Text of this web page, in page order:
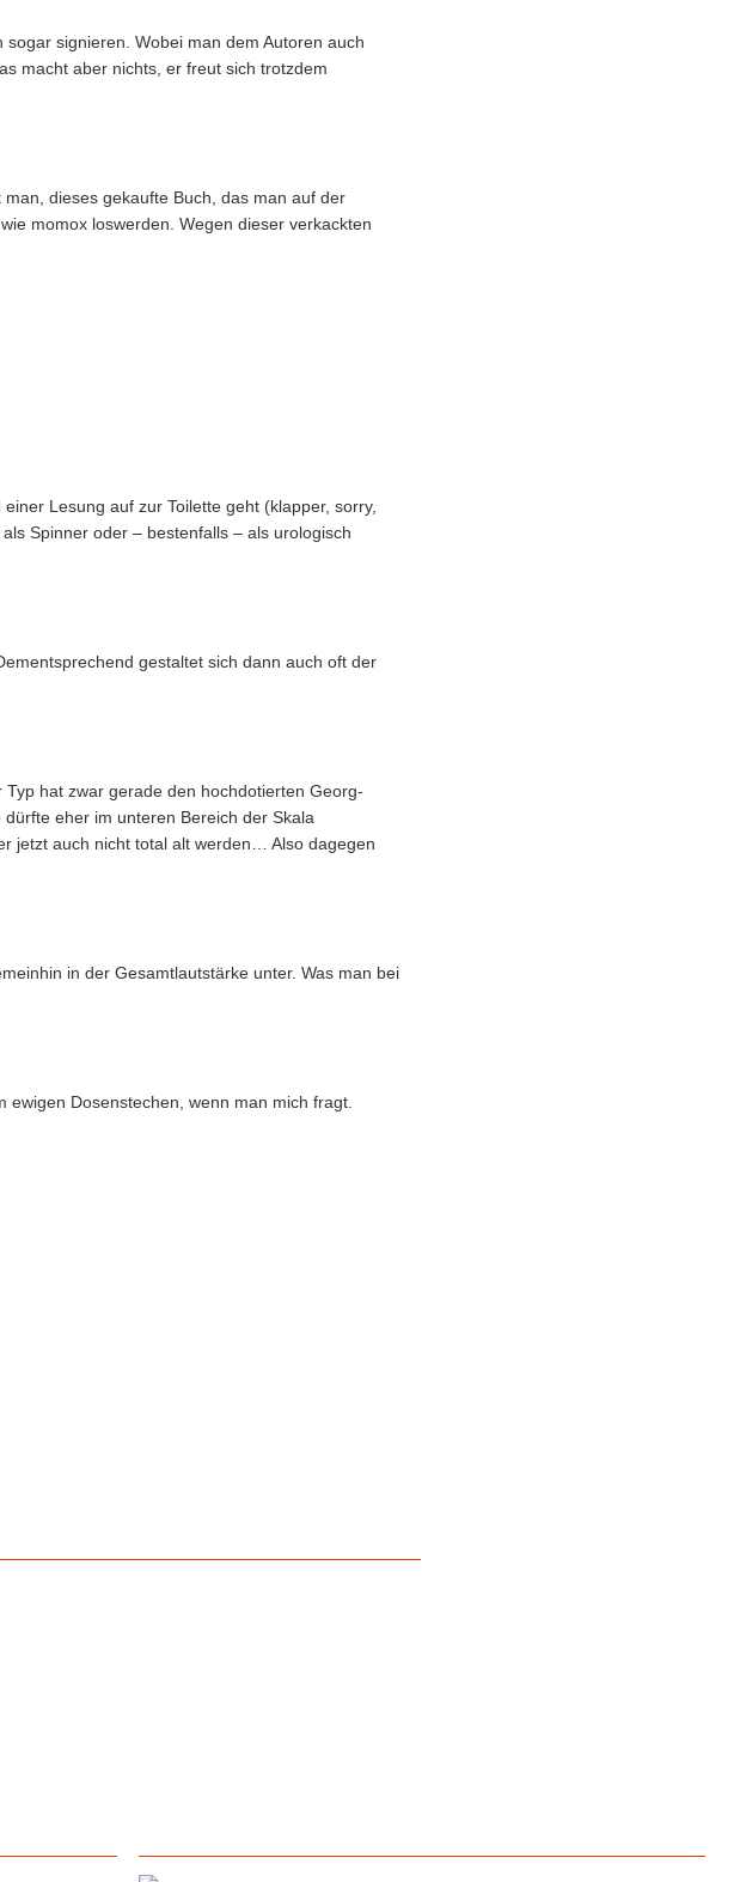
signieren. Wobei man dem Autoren auch
macht aber nichts, er freut sich trotzdem
dieses gekaufte Buch, das man auf der
momox loswerden. Wegen dieser verkackten
Lesung auf zur Toilette geht (klapper, sorry,
Spinner oder – bestenfalls – als urologisch
gestaltet sich dann auch oft der
hat zwar gerade den hochdotierten Georg-
eher im unteren Bereich der Skala
jetzt auch nicht total alt werden… Also dagegen
in der Gesamtlautstärke unter. Was man bei
Dosenstechen, wenn man mich fragt.